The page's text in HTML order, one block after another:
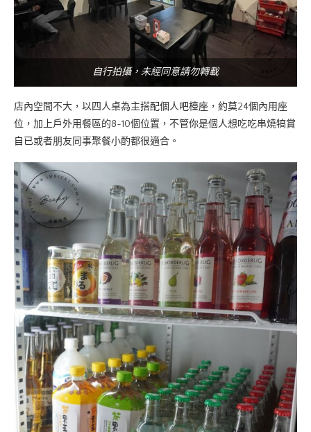
自行拍攝，未經同意請勿轉載
店內空間不大，以四人桌為主搭配個人吧檯座，約莫24個內用座
位，加上戶外用餐區的8~10個位置，不管你是個人想吃吃串燒犒賞
自已或者朋友同事聚餐小酌都很適合。